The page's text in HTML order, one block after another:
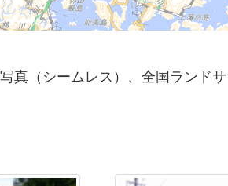
真（シームレス）、全国ランド